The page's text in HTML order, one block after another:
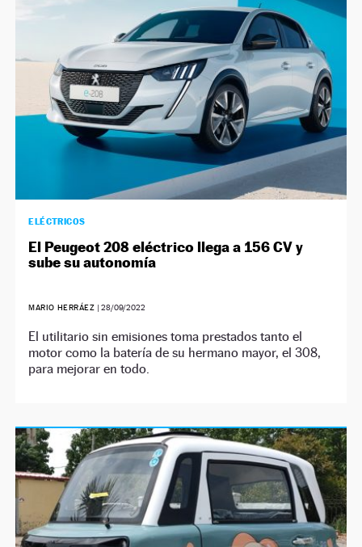
ELÉCTRICOS
El Peugeot 208 eléctrico llega a 156 CV y
sube su autonomía
MARIO HERRÁEZ | 28/09/2022
El utilitario sin emisiones toma prestados tanto el
motor como la batería de su hermano mayor, el 308,
para mejorar en todo.